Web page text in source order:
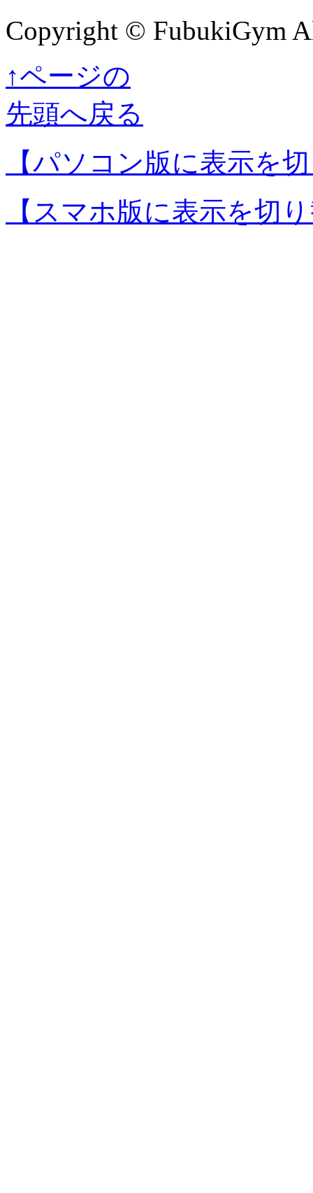
Copyright © FubukiGym
↑ページの
先頭へ戻る
【パソコン版に表示を
【スマホ版に表示を切